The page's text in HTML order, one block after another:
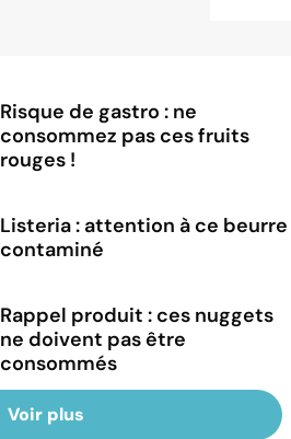
Risque de gastro : ne
consommez pas ces fruits
rouges !
Listeria : attention à ce beurre
contaminé
Rappel produit : ces nuggets
ne doivent pas être
consommés
Voir plus